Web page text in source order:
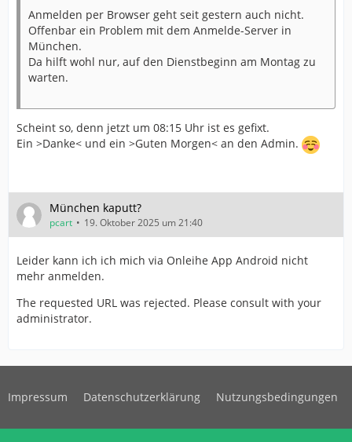
Anmelden per Browser geht seit gestern auch nicht.
Offenbar ein Problem mit dem Anmelde-Server in
München.
Da hilft wohl nur, auf den Dienstbeginn am Montag zu
warten.
Scheint so, denn jetzt um 08:15 Uhr ist es gefixt.
Ein >Danke< und ein >Guten Morgen< an den Admin.
München kaputt?
pcart 19. Oktober 2025 um 21:40
Leider kann ich ich mich via Onleihe App Android nicht
mehr anmelden.
The requested URL was rejected. Please consult with your
administrator.
Impressum Datenschutzerklärung Nutzungsbedingungen